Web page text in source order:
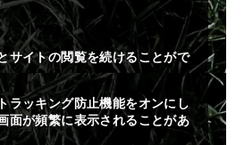
サイトの閲覧を続けることがで
ラッキング防止機能をオンにし
面が頻繁に表示されることがあ